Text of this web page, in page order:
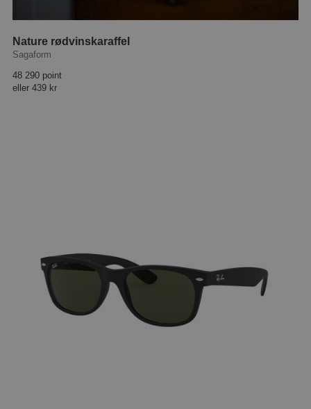
Nature rødvinskaraffel
Sagaform
48 290 point
eller 439 kr